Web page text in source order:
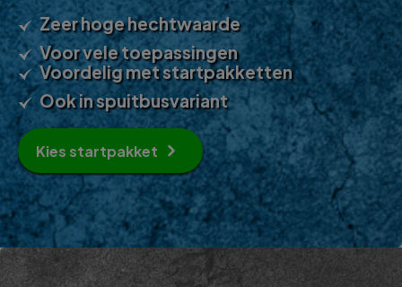
Zeer hoge hechtwaarde
Voor vele toepassingen
Voordelig met startpakketten
Ook in spuitbusvariant
Kies startpakket